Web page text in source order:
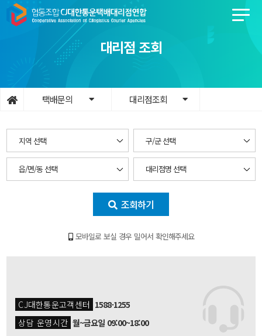
대리점 조회
택배문의 대리점조회
조회하기
모바일로 보실 경우 밀어서 확인해주세요
CJ대한통운고객센터 1588-1255
상담 운영시간 월~금요일 09:00~18:00